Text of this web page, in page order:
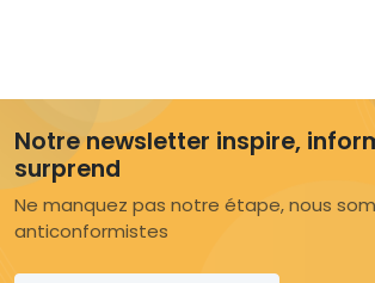
Notre newsletter inspire,
surprend
Ne manquez pas notre étape, nous
anticonformistes